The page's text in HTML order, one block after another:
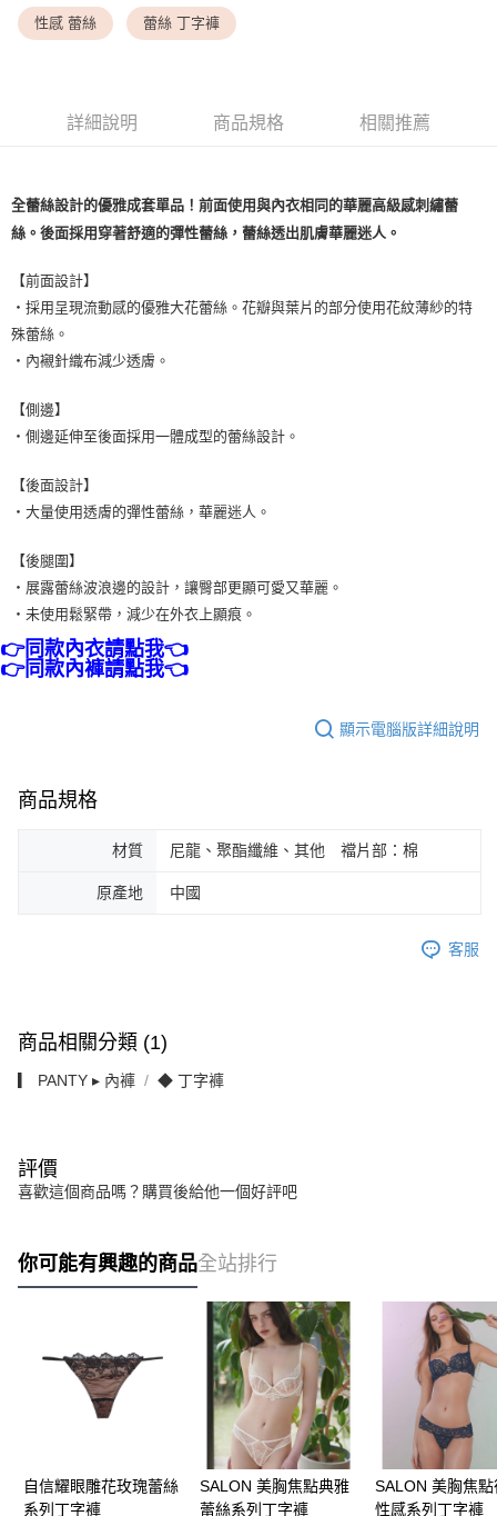
7-11取貨付款
每筆NT$80，滿NT$1,500(含以上)免運費
每筆NT$100，滿NT$1,500(含以上)免運費
每筆NT$200，滿NT$1,500(含以上)免運費
性感 蕾絲 蕾絲 丁字褲
詳細說明 商品規格 相關推薦
全蕾絲設計的優雅成套單品！前面使用與內衣相同的華麗高級感刺繡蕾
絲。後面採用穿著舒適的彈性蕾絲，蕾絲透出肌膚華麗迷人。
【前面設計】
・採用呈現流動感的優雅大花蕾絲。花瓣與葉片的部分使用花紋薄紗的特
殊蕾絲。
・內襯針織布減少透膚。
【側邊】
・側邊延伸至後面採用一體成型的蕾絲設計。
【後面設計】
・大量使用透膚的彈性蕾絲，華麗迷人。
【後腿圍】
・展露蕾絲波浪邊的設計，讓臀部更顯可愛又華麗。
・未使用鬆緊帶，減少在外衣上顯痕。
👉同款內衣請點我👈
👉同款內褲請點我👈
顯示電腦版詳細說明
商品規格
材質 尼龍、聚酯纖維、其他 襠片部：棉
原產地 中國
客服
商品相關分類 (1)
▎ PANTY ▸ 內褲 ◆ 丁字褲
評價
喜歡這個商品嗎？購買後給他一個好評吧
你可能有興趣的商品全站排行
自信耀眼雕花玫瑰蕾絲
系列丁字褲
SALON 美胸焦點典雅
蕾絲系列丁字褲
SALON 美胸焦點
性感系列丁字褲